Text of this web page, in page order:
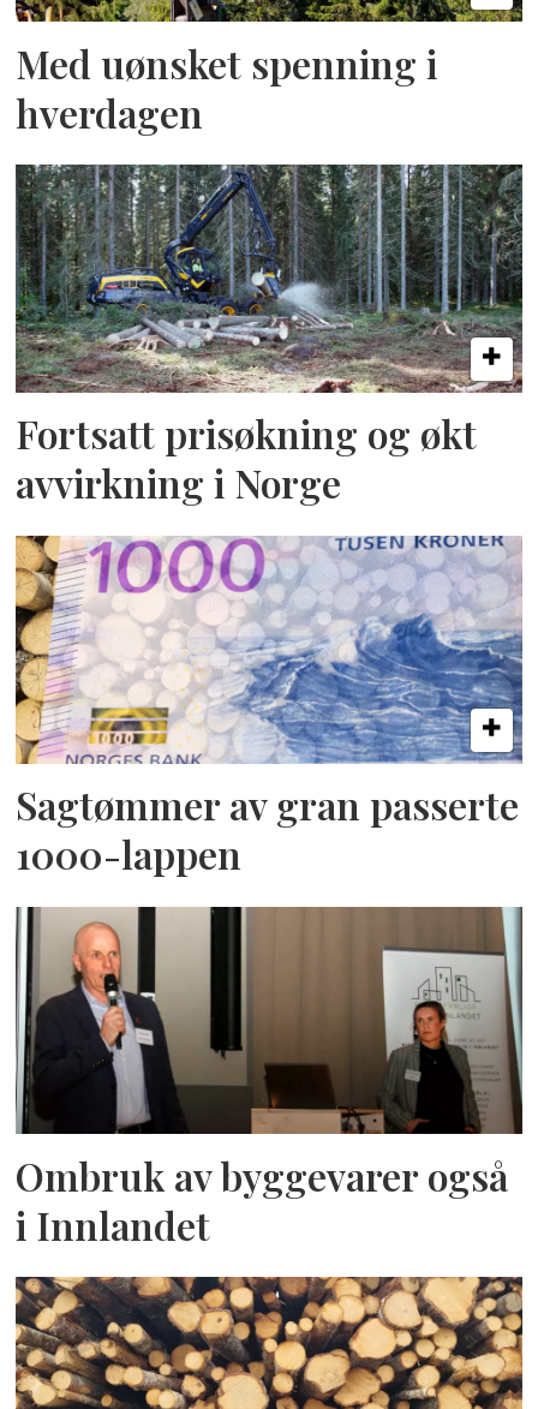
Med uønsket spenning i
hverdagen
Fortsatt prisøkning og økt
avvirkning i Norge
Sagtømmer av gran passerte
1000-lappen
Ombruk av byggevarer også
i Innlandet